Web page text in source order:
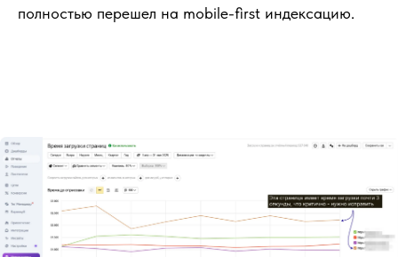
полностью перешел на mobile-first индексацию.